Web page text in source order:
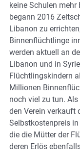
keine Schulen mehr
begann 2016
Libanon zu
Binnenflüchtlinge
werden aktuell an
Libanon und in
Flüchtlingskindern
Millionen
noch viel zu tun.
den Verein verkauft
Selbstkostenpreis
die die Mütter der
deren Erlös